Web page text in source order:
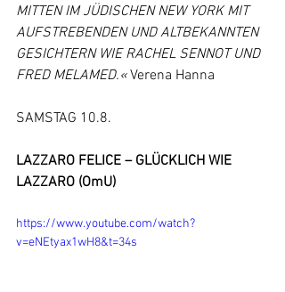
MITTEN IM JÜDISCHEN NEW YORK MIT
AUFSTREBENDEN UND ALTBEKANNTEN
GESICHTERN WIE RACHEL SENNOT UND
FRED MELAMED.« Verena Hanna
SAMSTAG 10.8.
LAZZARO FELICE – GLÜCKLICH WIE
LAZZARO (OmU)
https://www.youtube.com/watch?
v=eNEtyax1wH8&t=34s